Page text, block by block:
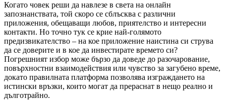
Когато човек реши да навлезе в света на онлайн
запознанствата, той скоро се сблъсква с различни
приложения, обещаващи любов, приятелство и интересни
контакти. Но точно тук се крие най-голямото
предизвикателство – на кое приложение наистина си струва
да се доверите и в кое да инвестирате времето си?
Погрешният избор може бързо да доведе до разочарование,
повърхностни взаимодействия или чувство за загубено време,
докато правилната платформа позволява изграждането на
истински връзки, които могат да прераснат в нещо реално и
дълготрайно.